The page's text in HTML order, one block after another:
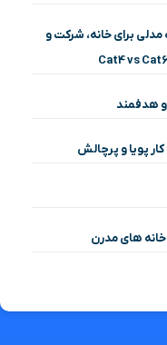
برای خانه، شرکت و
و هدفمند
پویا و پرچالش